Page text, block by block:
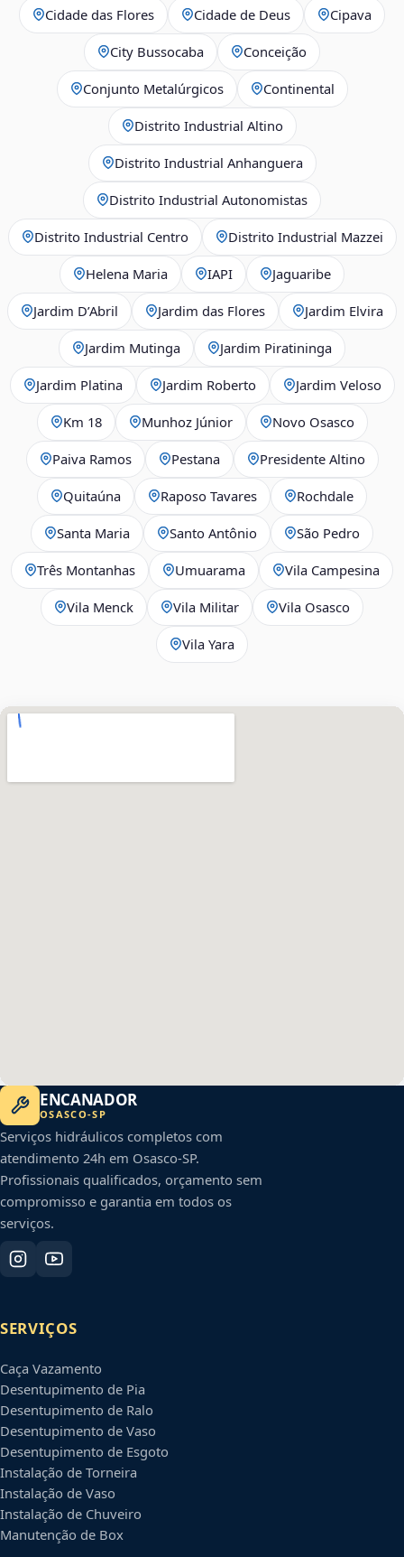
Cidade das Flores Cidade de Deus Cipava
City Bussocaba Conceição
Conjunto Metalúrgicos Continental
Distrito Industrial Altino
Distrito Industrial Anhanguera
Distrito Industrial Autonomistas
Distrito Industrial Centro Distrito Industrial Mazzei
Helena Maria IAPI Jaguaribe
Jardim D’Abril Jardim das Flores Jardim Elvira
Jardim Mutinga Jardim Piratininga
Jardim Platina Jardim Roberto Jardim Veloso
Km 18 Munhoz Júnior Novo Osasco
Paiva Ramos Pestana Presidente Altino
Quitaúna Raposo Tavares Rochdale
Santa Maria Santo Antônio São Pedro
Três Montanhas Umuarama Vila Campesina
Vila Menck Vila Militar Vila Osasco
Vila Yara
ENCANADOR
OSASCO-SP
Serviços hidráulicos completos com
atendimento 24h em Osasco-SP.
Profissionais qualificados, orçamento sem
compromisso e garantia em todos os
serviços.
SERVIÇOS
Caça Vazamento
Desentupimento de Pia
Desentupimento de Ralo
Desentupimento de Vaso
Desentupimento de Esgoto
Instalação de Torneira
Instalação de Vaso
Instalação de Chuveiro
Manutenção de Box